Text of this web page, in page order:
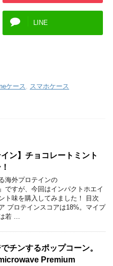
LINE
ケース スマホケース
イン】チョコレートミント
海外プロテインの
ですが、今回はインパクトホエイ
ト味を購入してみました！ 目次
プロテインスコアは18%。マイプ
若 …
チンするポップコーン。
Premium